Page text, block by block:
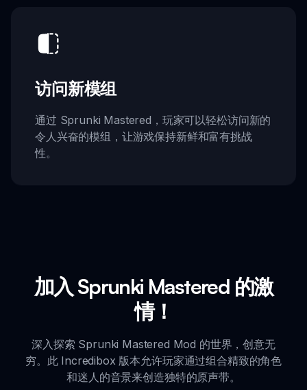
访问新模组
通过 Sprunki Mastered，玩家可以轻松访问新的
令人兴奋的模组，让游戏保持新鲜和富有挑战
性。
加入 Sprunki Mastered 的激
情！
深入探索 Sprunki Mastered Mod 的世界，创意无
穷。此 Incredibox 版本允许玩家通过组合精致的角色
和迷人的音景来创造独特的原声带。